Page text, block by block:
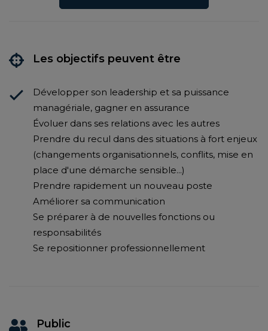
Les objectifs peuvent être
Développer son leadership et sa puissance
managériale, gagner en assurance
Évoluer dans ses relations avec les autres
Prendre du recul dans des situations à fort enjeux
(changements organisationnels, conflits, mise en
place d'une démarche sensible...)
Prendre rapidement un nouveau poste
Améliorer sa communication
Se préparer à de nouvelles fonctions ou
responsabilités
Se repositionner professionnellement
Public